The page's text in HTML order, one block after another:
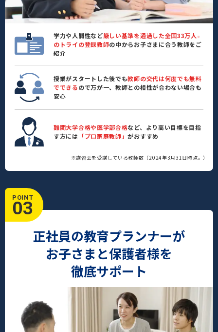
学力や人間性など厳しい基準を通過した全国33万人 ※
のトライの登録教師の中からお子さまに合う教師をご
紹介
授業がスタートした後でも教師の交代は何度でも無料
でできるので万が一、教師との相性が合わない場合も
安心
難関大学合格や医学部合格など、より高い目標を目指
す方には 「プロ家庭教師」がおすすめ
※講習会を受講している教師数（2024年3月31日時点。）
POINT
03
正社員の教育プランナーが
お子さまと保護者様を
徹底サポート